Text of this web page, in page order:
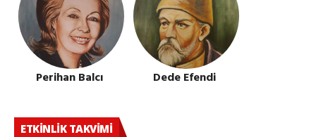
Perihan Balcı Dede Efendi
ETKINLIK TAKVIMI